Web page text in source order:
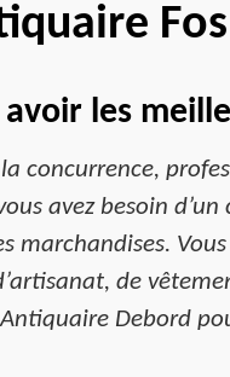
les
concurrence,
avez besoin
de
Debord